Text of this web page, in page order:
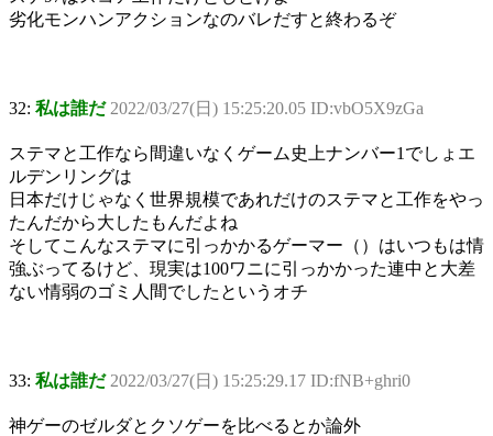
劣化モンハンアクションなのバレだすと終わるぞ
32: 私は誰だ 2022/03/27(日) 15:25:20.05 ID:vbO5X9zGa
ステマと工作なら間違いなくゲーム史上ナンバー1でしょエ
ルデンリングは
日本だけじゃなく世界規模であれだけのステマと工作をやっ
たんだから大したもんだよね
そしてこんなステマに引っかかるゲーマー（）はいつもは情
強ぶってるけど、現実は100ワニに引っかかった連中と大差
ない情弱のゴミ人間でしたというオチ
33: 私は誰だ 2022/03/27(日) 15:25:29.17 ID:fNB+ghri0
神ゲーのゼルダとクソゲーを比べるとか論外